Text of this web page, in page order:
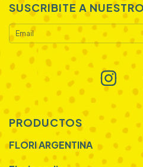
SUSCRIBITE A
PRODUCTOS
FLORI ARGENTINA